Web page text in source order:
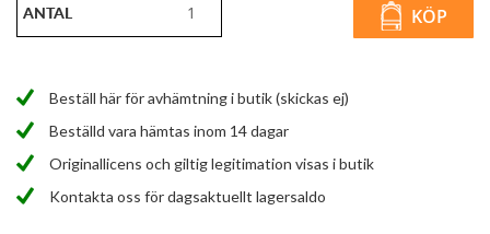
ANTAL KÖP
Beställ här för avhämtning i butik (skickas ej)
Beställd vara hämtas inom 14 dagar
Originallicens och giltig legitimation visas i butik
Kontakta oss för dagsaktuellt lagersaldo